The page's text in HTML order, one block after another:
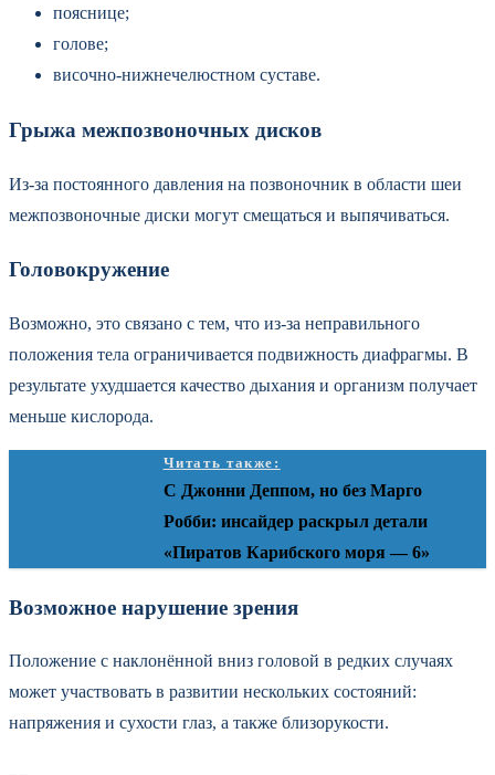
пояснице;
голове;
височно-нижнечелюстном суставе.
Грыжа межпозвоночных дисков
Из-за постоянного давления на позвоночник в области шеи
межпозвоночные диски могут смещаться и выпячиваться.
Головокружение
Возможно, это связано с тем, что из-за неправильного
положения тела ограничивается подвижность диафрагмы. В
результате ухудшается качество дыхания и организм получает
меньше кислорода.
Читать также:
С Джонни Деппом, но без Марго
Робби: инсайдер раскрыл детали
«Пиратов Карибского моря — 6»
Возможное нарушение зрения
Положение с наклонённой вниз головой в редких случаях
может участвовать в развитии нескольких состояний:
напряжения и сухости глаз, а также близорукости.